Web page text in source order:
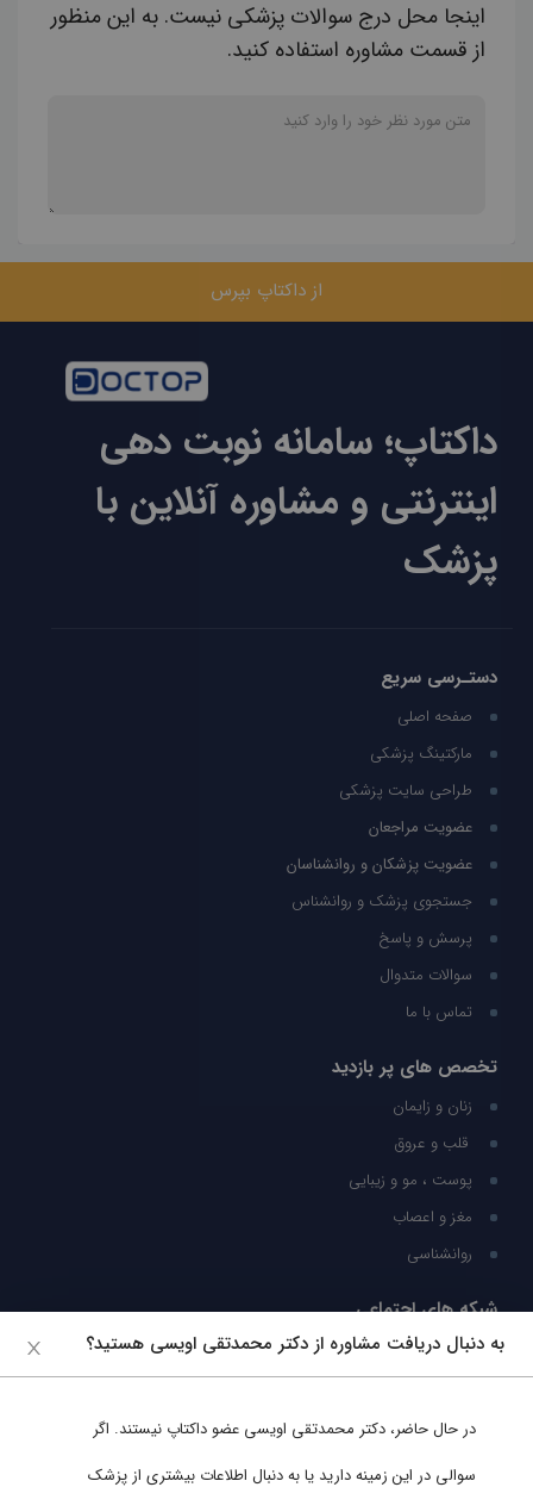
اینجا محل درج سوالات پزشکی نیست. به این منظور
از قسمت مشاوره استفاده کنید.
از داکتاپ بپرس
داکتاپ؛ سامانه نوبت دهی
اینترنتی و مشاوره آنلاین با
پزشک
دستـرسی سریع
صفحه اصلی
مارکتینگ پزشکی
طراحی سایت پزشکی
عضویت مراجعان
عضویت پزشکان و روانشناسان
جستجوی پزشک و روانشناس
پرسش و پاسخ
سوالات متدوال
تماس با ما
تخصص های پر بازدید
زنان و زایمان
قلب و عروق
پوست ، مو و زیبایی
مغز و اعصاب
روانشناسی
شبکه های اجتماعی
ما را در شبکه های اجتماعی دنبال کنید
به دنبال دریافت مشاوره از دکتر محمدتقی اویسی هستید؟
در حال حاضر، دکتر محمدتقی اویسی عضو داکتاپ نیستند. اگر
سوالی در این زمینه دارید یا به دنبال اطلاعات بیشتری از پزشک